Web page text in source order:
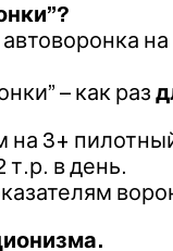
– как раз
на 3+
в день.